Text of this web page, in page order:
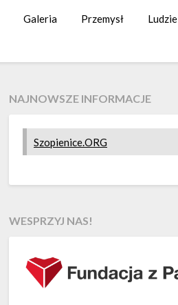
Galeria Przemysł Ludzie
NAJNOWSZE INFORMACJE
Szopienice.ORG
WESPRZYJ NAS!